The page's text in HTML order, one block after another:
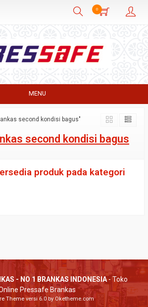
0
MENU
second kondisi bagus"
second kondisi bagus
produk pada kategori
- NO 1 BRANKAS INDONESIA- Toko
Pressafe Brankas
Themeversi 6.0 by Oketheme.com